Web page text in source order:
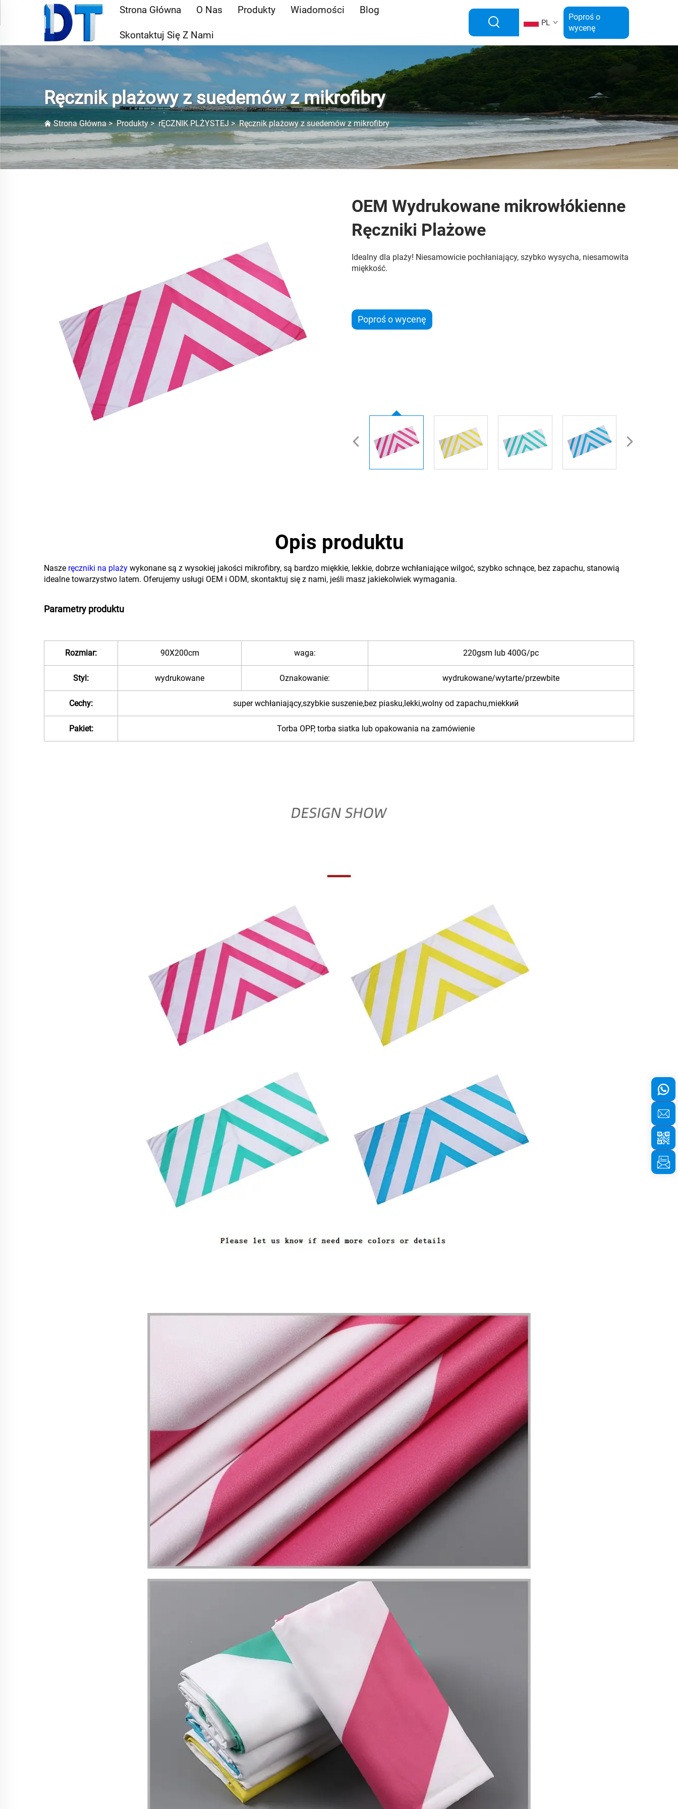
Strona Główna O Nas Produkty Wiadomości Blog
Skontaktuj Się Z Nami
PL
Poproś o
wycenę
Ręcznik plażowy z suedemów z mikrofibry
Strona Główna>Produkty>rĘCZNIK PLŻYSTEJ>Ręcznik plażowy z suedemów z mikrofibry
OEM Wydrukowane mikrowłókienne
Ręczniki Plażowe
Idealny dla plaży! Niesamowicie pochłaniający, szybko wysycha, niesamowita
miękkość.
Poproś o wycenę
Opis produktu
Nasze ręczniki na plaży wykonane są z wysokiej jakości mikrofibry, są bardzo miękkie, lekkie, dobrze wchłaniające wilgoć, szybko schnące, bez zapachu, stanowią
idealne towarzystwo latem. Oferujemy usługi OEM i ODM, skontaktuj się z nami, jeśli masz jakiekolwiek wymagania.
Parametry produktu
Rozmiar: 90X200cm waga: 220gsm lub 400G/pc
Styl: wydrukowane Oznakowanie: wydrukowane/wytarte/przewbite
Cechy: super wchłaniający,szybkie suszenie,bez piasku,lekki,wolny od zapachu,miekkий
Pakiet: Torba OPP, torba siatka lub opakowania na zamówienie